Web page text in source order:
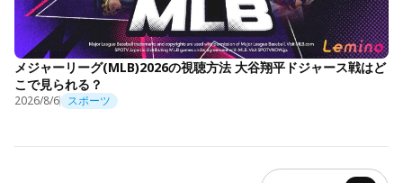
メジャーリーグ(MLB)2026の視聴方法 大谷翔平ドジャース戦はど
こで見られる？
2026/8/6 スポーツ